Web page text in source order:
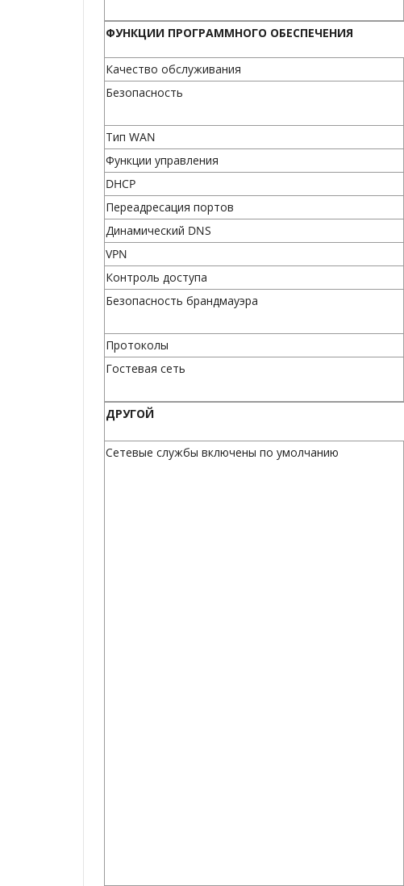
ФУНКЦИИ ПРОГРАММНОГО ОБЕСПЕЧЕНИЯ
Качество обслуживания
Безопасность
Тип WAN
Функции управления
DHCP
Переадресация портов
Динамический DNS
VPN
Контроль доступа
Безопасность брандмауэра
Протоколы
Гостевая сеть
ДРУГОЙ
Сетевые службы включены по умолчанию